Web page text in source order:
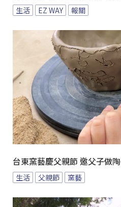
生活 EZ WAY 報關
台東窯藝慶父親節 邀父子做
生活 父親節 窯藝